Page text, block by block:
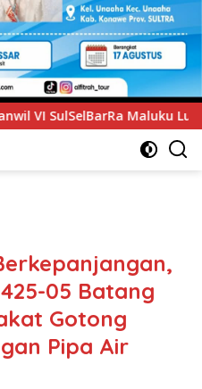
Program PANDE EMAS
05 Batang
Gotong
Pipa Air